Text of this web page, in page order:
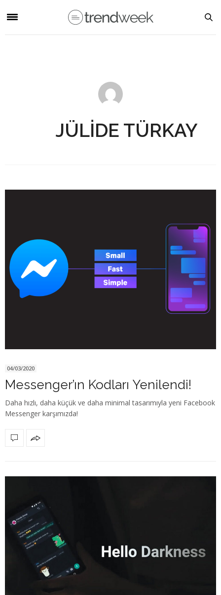
JÜLIDE TÜRKAY
04/03/2020
Messenger’ın Kodları Yenilendi!
Daha hızlı, daha küçük ve daha minimal tasarımıyla yeni Facebook
Messenger karşımızda!